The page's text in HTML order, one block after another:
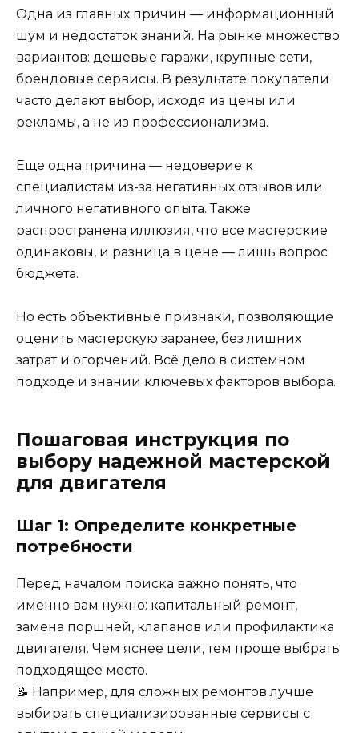
Одна из главных причин — информационный
шум и недостаток знаний. На рынке множество
вариантов: дешевые гаражи, крупные сети,
брендовые сервисы. В результате покупатели
часто делают выбор, исходя из цены или
рекламы, а не из профессионализма.
Еще одна причина — недоверие к
специалистам из-за негативных отзывов или
личного негативного опыта. Также
распространена иллюзия, что все мастерские
одинаковы, и разница в цене — лишь вопрос
бюджета.
Но есть объективные признаки, позволяющие
оценить мастерскую заранее, без лишних
затрат и огорчений. Всё дело в системном
подходе и знании ключевых факторов выбора.
Пошаговая инструкция по
выбору надежной мастерской
для двигателя
Шаг 1: Определите конкретные
потребности
Перед началом поиска важно понять, что
именно вам нужно: капитальный ремонт,
замена поршней, клапанов или профилактика
двигателя. Чем яснее цели, тем проще выбрать
подходящее место.
📝 Например, для сложных ремонтов лучше
выбирать специализированные сервисы с